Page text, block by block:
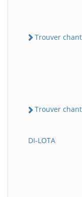
Trouver
Trouver
DI-LOTA